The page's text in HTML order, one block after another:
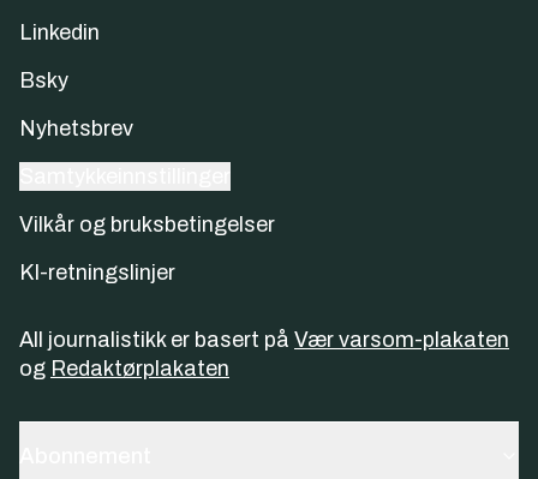
Linkedin
Bsky
Nyhetsbrev
Vilkår og bruksbetingelser
KI-retningslinjer
All journalistikk er basert på Vær varsom-plakaten
og Redaktørplakaten